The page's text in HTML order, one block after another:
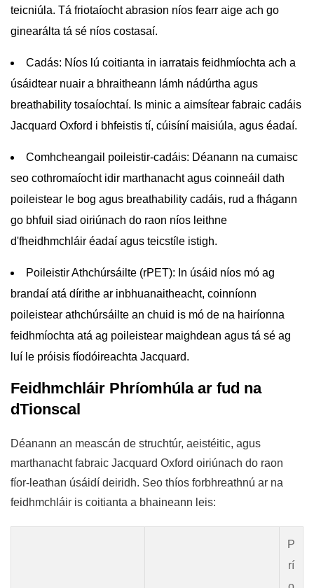
teicniúla. Tá friotaíocht abrasion níos fearr aige ach go
ginearálta tá sé níos costasaí.
Cadás: Níos lú coitianta in iarratais feidhmíochta ach a
úsáidtear nuair a bhraitheann lámh nádúrtha agus
breathability tosaíochtaí. Is minic a aimsítear fabraic cadáis
Jacquard Oxford i bhfeistis tí, cúisíní maisiúla, agus éadaí.
Comhcheangail poileistir-cadáis: Déanann na cumaisc
seo cothromaíocht idir marthanacht agus coinneáil dath
poileistear le bog agus breathability cadáis, rud a fhágann
go bhfuil siad oiriúnach do raon níos leithne
d'fheidhmchláir éadaí agus teicstíle istigh.
Poileistir Athchúrsáilte (rPET): In úsáid níos mó ag
brandaí atá dírithe ar inbhuanaitheacht, coinníonn
poileistear athchúrsáilte an chuid is mó de na hairíonna
feidhmíochta atá ag poileistear maighdean agus tá sé ag
luí le próisis fíodóireachta Jacquard.
Feidhmchláir Phríomhúla ar fud na
dTionscal
Déanann an meascán de struchtúr, aeistéitic, agus
marthanacht fabraic Jacquard Oxford oiriúnach do raon
fíor-leathan úsáidí deiridh. Seo thíos forbhreathnú ar na
feidhmchláir is coitianta a bhaineann leis:
P
rí